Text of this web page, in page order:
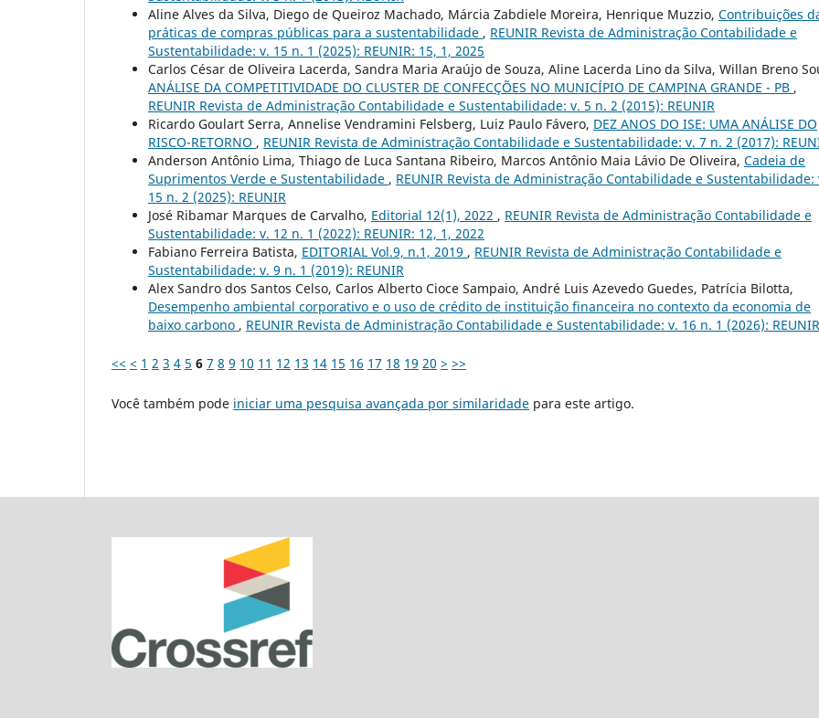
Aline Alves da Silva, Diego de Queiroz Machado, Márcia Zabdiele Moreira, Henrique Muzzio, Contribuições
práticas de compras públicas para a sustentabilidade , REUNIR Revista de Administração Contabilidade e
Sustentabilidade: v. 15 n. 1 (2025): REUNIR: 15, 1, 2025
Carlos César de Oliveira Lacerda, Sandra Maria Araújo de Souza, Aline Lacerda Lino da Silva, Willan Breno
ANÁLISE DA COMPETITIVIDADE DO CLUSTER DE CONFECÇÕES NO MUNICÍPIO DE CAMPINA GRANDE - PB ,
REUNIR Revista de Administração Contabilidade e Sustentabilidade: v. 5 n. 2 (2015): REUNIR
Ricardo Goulart Serra, Annelise Vendramini Felsberg, Luiz Paulo Fávero, DEZ ANOS DO ISE: UMA ANÁLISE DO
RISCO-RETORNO , REUNIR Revista de Administração Contabilidade e Sustentabilidade: v. 7 n. 2 (2017):
Anderson Antônio Lima, Thiago de Luca Santana Ribeiro, Marcos Antônio Maia Lávio De Oliveira, Cadeia de
Suprimentos Verde e Sustentabilidade , REUNIR Revista de Administração Contabilidade e Sustentabilidade:
15 n. 2 (2025): REUNIR
José Ribamar Marques de Carvalho, Editorial 12(1), 2022 , REUNIR Revista de Administração Contabilidade e
Sustentabilidade: v. 12 n. 1 (2022): REUNIR: 12, 1, 2022
Fabiano Ferreira Batista, EDITORIAL Vol.9, n.1, 2019 , REUNIR Revista de Administração Contabilidade e
Sustentabilidade: v. 9 n. 1 (2019): REUNIR
Alex Sandro dos Santos Celso, Carlos Alberto Cioce Sampaio, André Luis Azevedo Guedes, Patrícia Bilotta,
Desempenho ambiental corporativo e o uso de crédito de instituição financeira no contexto da economia de
baixo carbono , REUNIR Revista de Administração Contabilidade e Sustentabilidade: v. 16 n. 1 (2026): REUNIR
<< < 1 2 3 4 5 6 7 8 9 10 11 12 13 14 15 16 17 18 19 20 > >>
Você também pode iniciar uma pesquisa avançada por similaridade para este artigo.